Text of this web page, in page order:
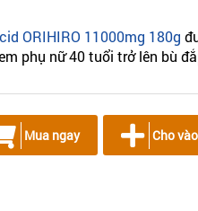
ORIHIRO 11000mg 180g
phụ nữ 40 tuổi trở lên bù
Mua ngay Cho